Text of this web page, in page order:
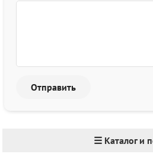
☰ Каталог и